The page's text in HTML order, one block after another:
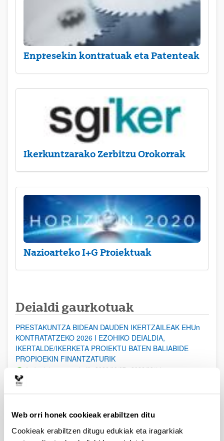
Web orri honek cookieak erabiltzen ditu
Cookieak erabiltzen ditugu edukiak eta iragarkiak
Enpresekin kontratuak eta Patenteak
Ikerkuntzarako Zerbitzu Orokorrak
Nazioarteko I+G Proiektuak
Deialdi gaurkotuak
PRESTAKUNTZA BIDEAN DAUDEN IKERTZAILEAK EHUn
KONTRATATZEKO 2026 I EZOHIKO DEIALDIA,
IKERTALDE/IKERKETA PROIEKTU BATEN BALIABIDE
PROPIOEKIN FINANTZATURIK
Aurkezteko epea zabalik: 2026/08/07 - 2026/08/14
erosi eta berritzeko laguntzak 2026
Izapide irekia